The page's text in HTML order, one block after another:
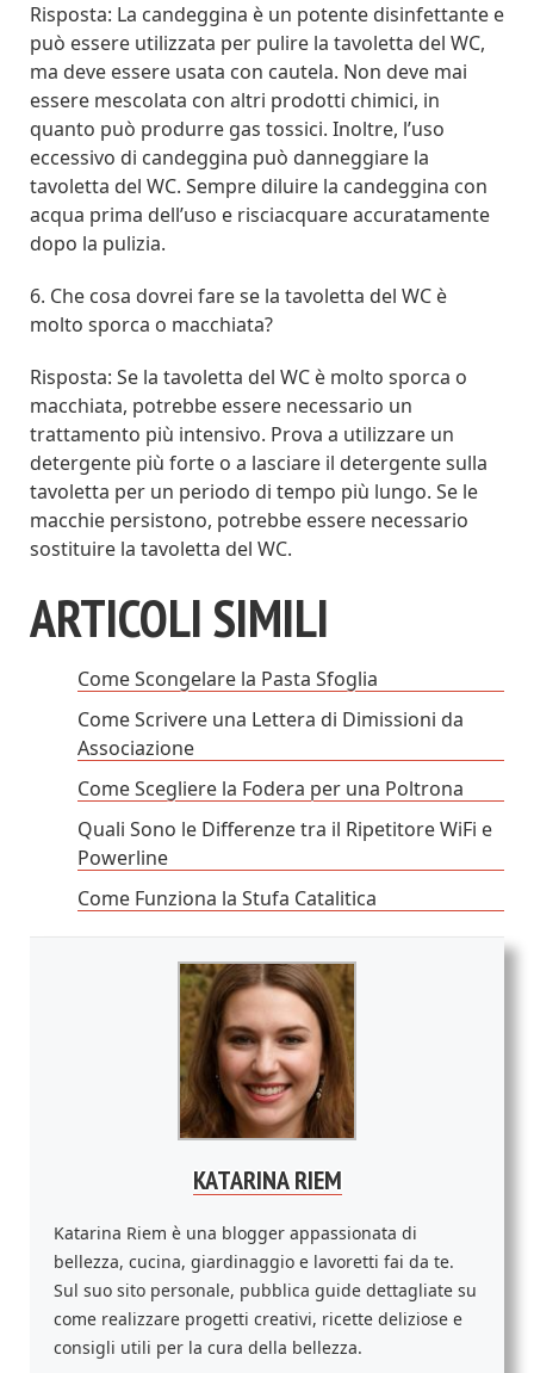
Risposta: La candeggina è un potente disinfettante e
può essere utilizzata per pulire la tavoletta del WC,
ma deve essere usata con cautela. Non deve mai
essere mescolata con altri prodotti chimici, in
quanto può produrre gas tossici. Inoltre, l’uso
eccessivo di candeggina può danneggiare la
tavoletta del WC. Sempre diluire la candeggina con
acqua prima dell’uso e risciacquare accuratamente
dopo la pulizia.
6. Che cosa dovrei fare se la tavoletta del WC è
molto sporca o macchiata?
Risposta: Se la tavoletta del WC è molto sporca o
macchiata, potrebbe essere necessario un
trattamento più intensivo. Prova a utilizzare un
detergente più forte o a lasciare il detergente sulla
tavoletta per un periodo di tempo più lungo. Se le
macchie persistono, potrebbe essere necessario
sostituire la tavoletta del WC.
ARTICOLI SIMILI
Come Scongelare la Pasta Sfoglia
Come Scrivere una Lettera di Dimissioni da
Associazione
Come Scegliere la Fodera per una Poltrona
Quali Sono le Differenze tra il Ripetitore WiFi e
Powerline
Come Funziona la Stufa Catalitica
KATARINA RIEM
Katarina Riem è una blogger appassionata di
bellezza, cucina, giardinaggio e lavoretti fai da te.
Sul suo sito personale, pubblica guide dettagliate su
come realizzare progetti creativi, ricette deliziose e
consigli utili per la cura della bellezza.